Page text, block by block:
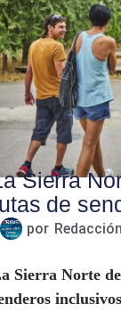
Sierra
de
por Redacción
Sierra Norte